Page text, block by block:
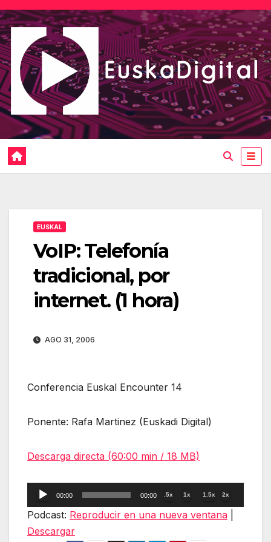
Saltar
al
contenido
EUSKAL
VoIP: Telefonía
tradicional, por
internet. (1 hora)
AGO 31, 2006
Conferencia Euskal Encounter 14
Ponente: Rafa Martinez (Euskadi Digital)
Descarga directa (60:00 min / 18 MB)
Reproductor
de
00:00 00:00 .5x 1x 1.5x 2x
Podcast: Reproducir en una nueva ventana
Descargar